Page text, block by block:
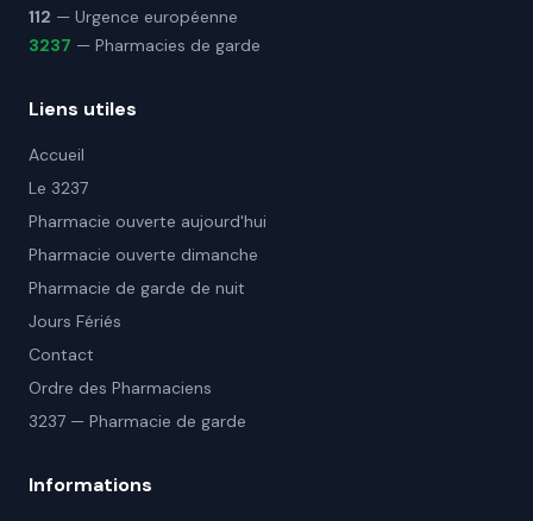
112 — Urgence européenne
3237 — Pharmacies de garde
Liens utiles
Accueil
Le 3237
Pharmacie ouverte aujourd'hui
Pharmacie ouverte dimanche
Pharmacie de garde de nuit
Jours Fériés
Contact
Ordre des Pharmaciens
3237 — Pharmacie de garde
Informations